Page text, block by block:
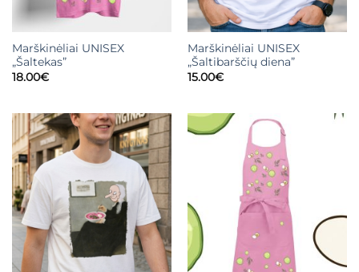
Marškinėliai UNISEX
„Šaltekas”
18.00€
Marškinėliai UNISEX
„Šaltibarščių diena”
15.00€